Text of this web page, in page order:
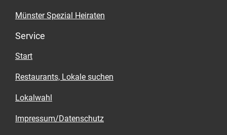
Münster Spezial Heiraten
Service
Start
Restaurants, Lokale suchen
Lokalwahl
Impressum/Datenschutz